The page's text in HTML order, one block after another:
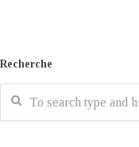
Recherche